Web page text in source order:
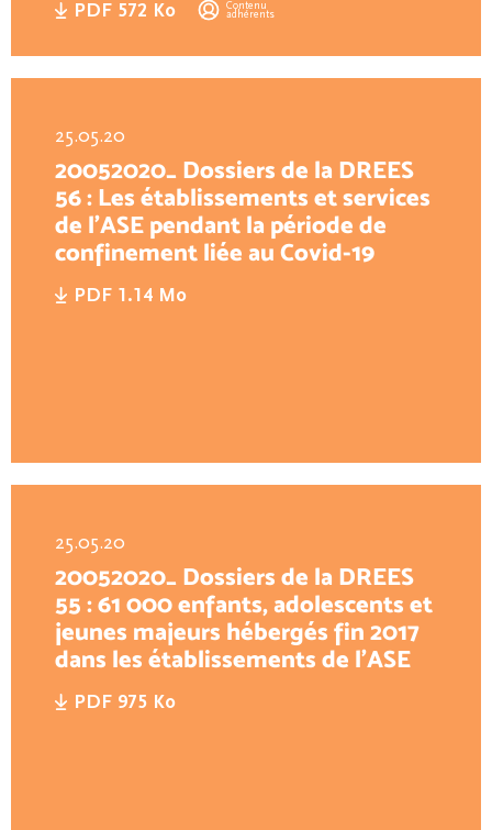
d’organisation et de
PDF 572 Ko Contenu
adhérents
25.05.20
20052020_ Dossiers de la DREES
56 : Les établissements et services
de l’ASE pendant la période de
confinement liée au Covid-19
PDF 1.14 Mo
25.05.20
20052020_ Dossiers de la DREES
55 : 61 000 enfants, adolescents et
jeunes majeurs hébergés fin 2017
dans les établissements de l'ASE
PDF 975 Ko